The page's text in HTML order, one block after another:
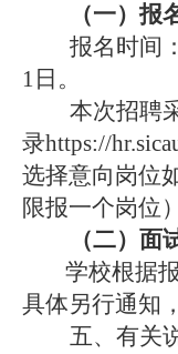
（一）报
报名时间：
1 日。
本次招聘
录https://
选择意向岗位
限报一个岗位
（二）面
学校根据
具体另行通知
五、有关